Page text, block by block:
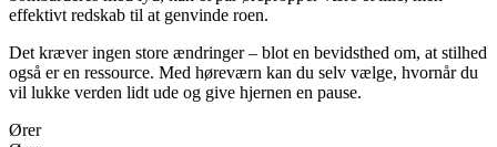
effektivt redskab til at genvinde roen.
Det kræver ingen store ændringer – blot en bevidsthed om, at stilhed
også er en ressource. Med høreværn kan du selv vælge, hvornår du
vil lukke verden lidt ude og give hjernen en pause.
Ører